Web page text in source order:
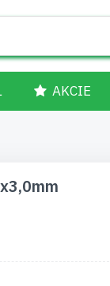
AKCIE